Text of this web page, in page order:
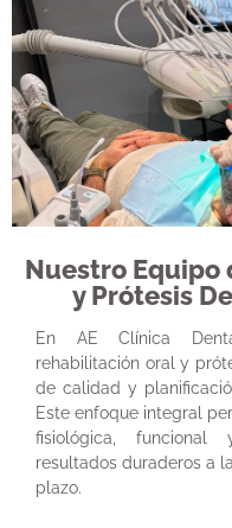
Nuestro Equipo
y Prótesis
En AE Clínica
rehabilitación oral y
de calidad y
Este enfoque integral
fisiológica,
resultados duraderos a
plazo.